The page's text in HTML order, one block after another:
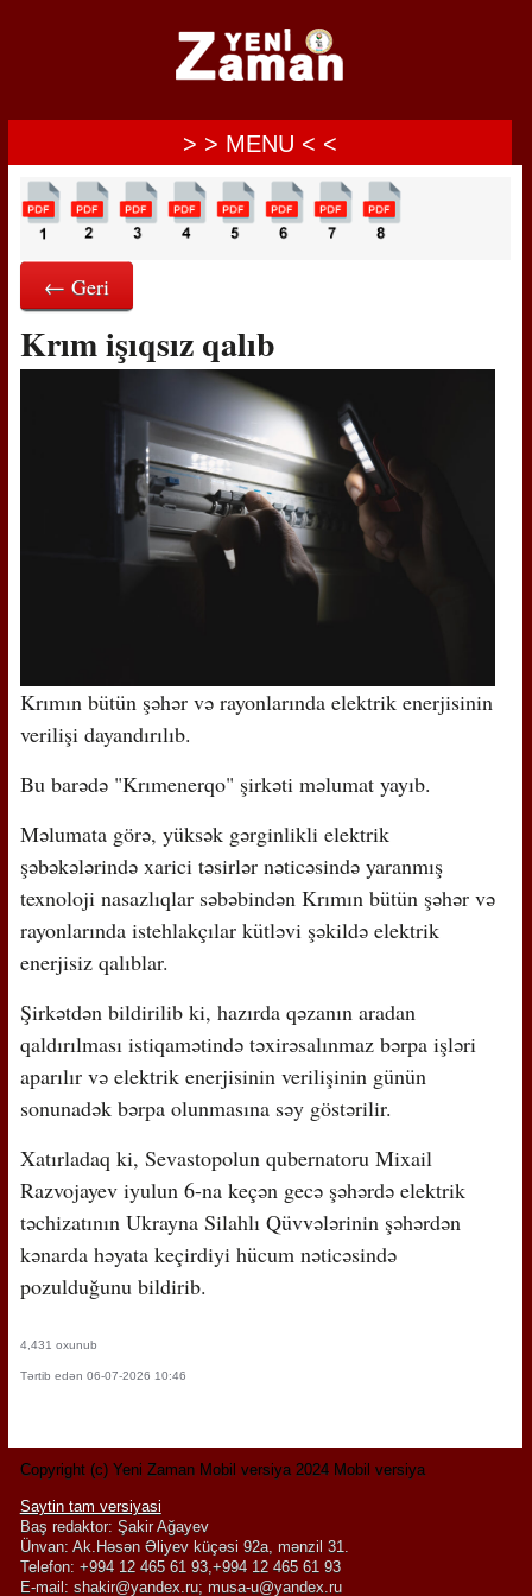
> > MENU < <
← Geri
Krım işıqsız qalıb
Krımın bütün şəhər və rayonlarında elektrik enerjisinin
verilişi dayandırılıb.
Bu barədə "Krımenerqo" şirkəti məlumat yayıb.
Məlumata görə, yüksək gərginlikli elektrik
şəbəkələrində xarici təsirlər nəticəsində yaranmış
texnoloji nasazlıqlar səbəbindən Krımın bütün şəhər və
rayonlarında istehlakçılar kütləvi şəkildə elektrik
enerjisiz qalıblar.
Şirkətdən bildirilib ki, hazırda qəzanın aradan
qaldırılması istiqamətində təxirəsalınmaz bərpa işləri
aparılır və elektrik enerjisinin verilişinin günün
sonunadək bərpa olunmasına səy göstərilir.
Xatırladaq ki, Sevastopolun qubernatoru Mixail
Razvojayev iyulun 6-na keçən gecə şəhərdə elektrik
təchizatının Ukrayna Silahlı Qüvvələrinin şəhərdən
kənarda həyata keçirdiyi hücum nəticəsində
pozulduğunu bildirib.
4,431 oxunub
Tərtib edən 06-07-2026 10:46
Copyright (c) Yeni Zaman Mobil versiya 2024 Mobil versiya
Saytin tam versiyasi
Baş redaktor: Şakir Ağayev
Ünvan: Ak.Həsən Əliyev küçəsi 92a, mənzil 31.
Telefon: +994 12 465 61 93,+994 12 465 61 93
E-mail: shakir@yandex.ru; musa-u@yandex.ru